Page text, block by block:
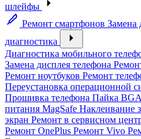
шлейфы
Ремонт смартфонов Замена
диагностика
Диагностика мобильного
Замена дисплея телефона
Ремонт ноутбуков Ремонт
Переустановка операционной
Прошивка телефона Пайка
питания MagSafe Наклеивание
экран Ремонт в сервисном
Ремонт OnePlus Ремонт Vivo